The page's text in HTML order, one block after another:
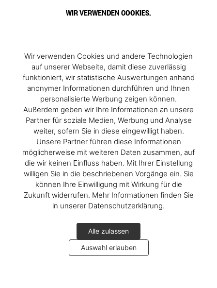
WIR VERWENDEN COOKIES.
Wir verwenden Cookies und andere Technologien
auf unserer Webseite, damit diese zuverlässig
funktioniert, wir statistische Auswertungen anhand
anonymer Informationen durchführen und Ihnen
personalisierte Werbung zeigen können.
Außerdem geben wir Ihre Informationen an unsere
Partner für soziale Medien, Werbung und Analyse
weiter, sofern Sie in diese eingewilligt haben.
Unsere Partner führen diese Informationen
möglicherweise mit weiteren Daten zusammen, auf
die wir keinen Einfluss haben. Mit Ihrer Einstellung
willigen Sie in die beschriebenen Vorgänge ein. Sie
können Ihre Einwilligung mit Wirkung für die
Zukunft widerrufen. Mehr Informationen finden Sie
in unserer Datenschutzerklärung.
Alle zulassen
Auswahl erlauben